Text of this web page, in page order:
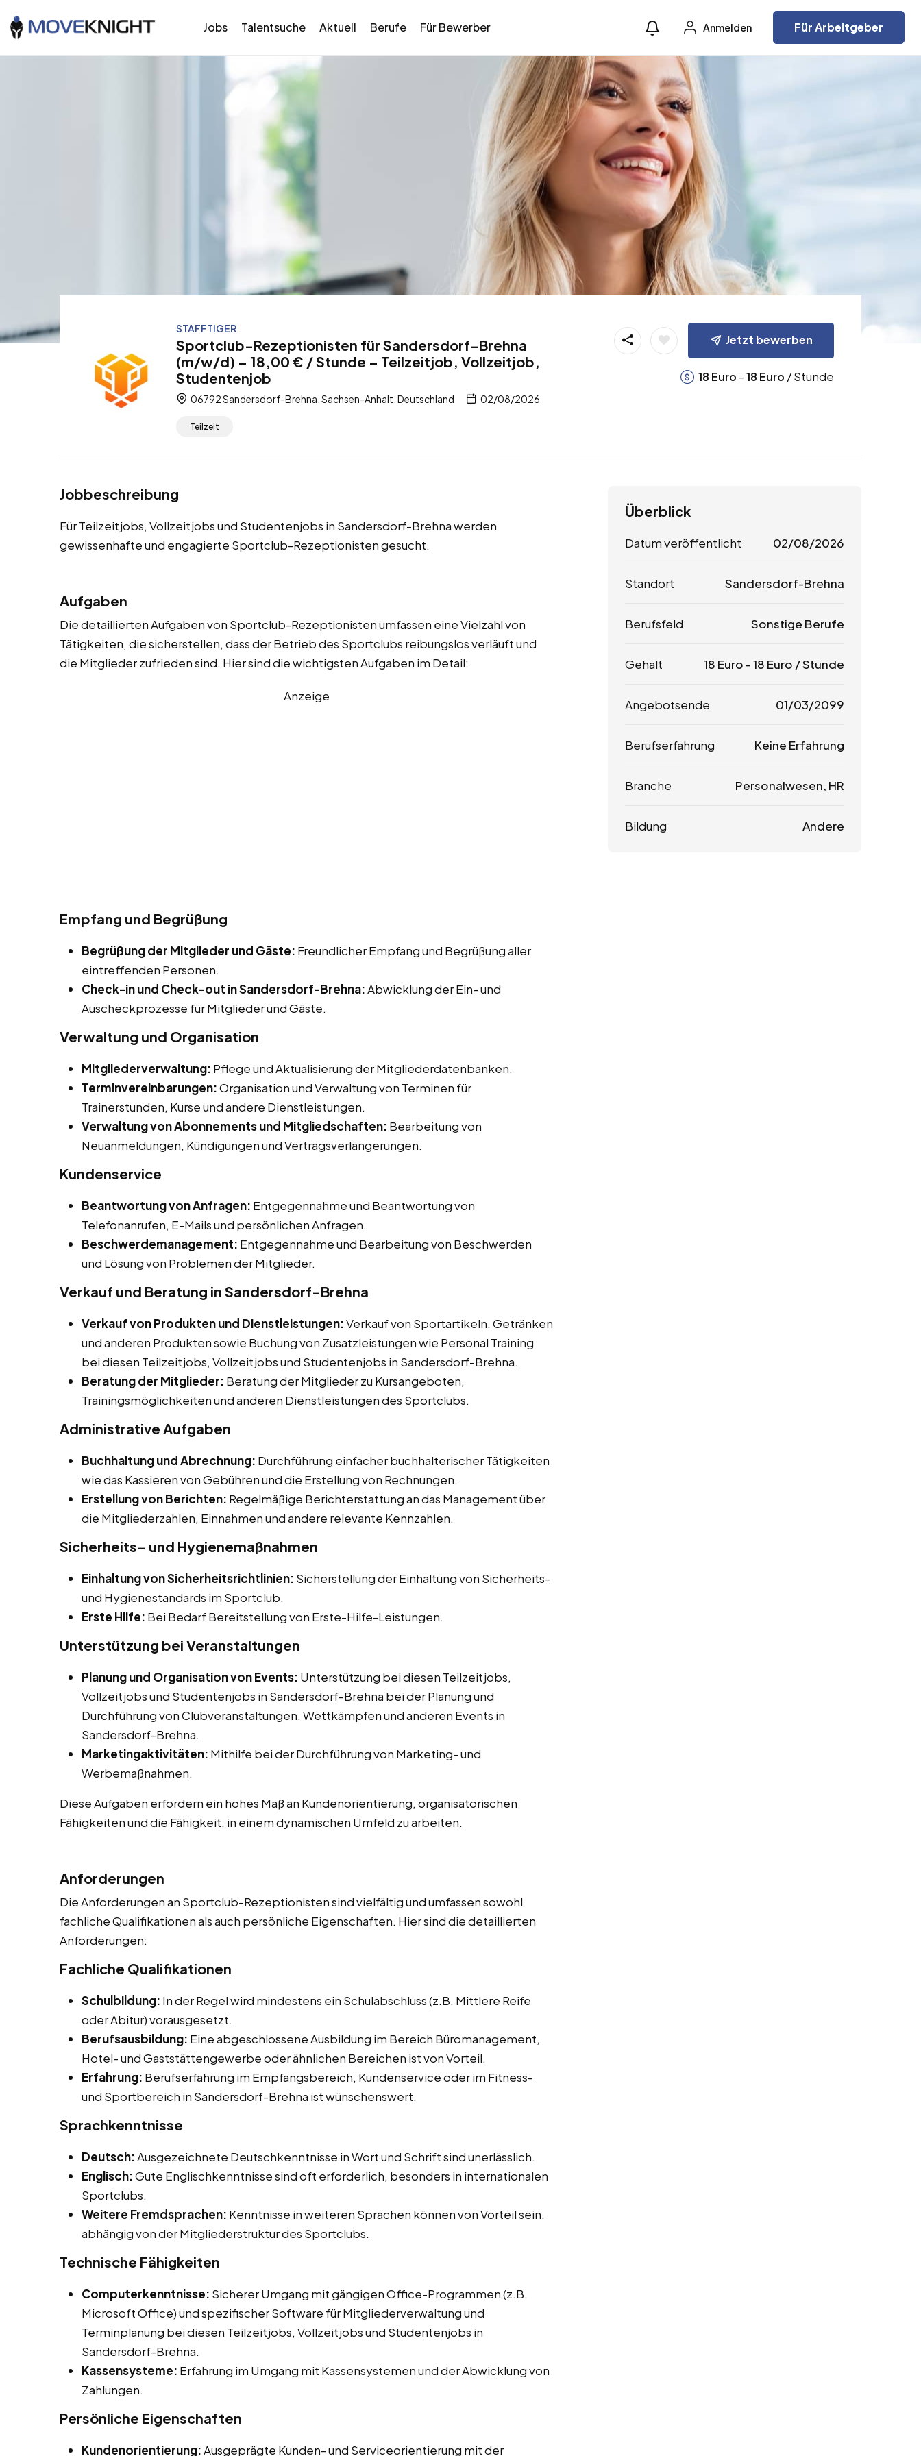
Jobs Talentsuche Aktuell Berufe Für Bewerber Anmelden Für Arbeitgeber
STAFFTIGER
Sportclub-Rezeptionisten für Sandersdorf-Brehna
(m/w/d) – 18,00 € / Stunde – Teilzeitjob, Vollzeitjob,
Studentenjob
06792 Sandersdorf-Brehna, Sachsen-Anhalt, Deutschland 02/08/2026
Teilzeit
Jetzt bewerben
18 Euro -18 Euro / Stunde
Jobbeschreibung
Für Teilzeitjobs, Vollzeitjobs und Studentenjobs in Sandersdorf-Brehna werden
gewissenhafte und engagierte Sportclub-Rezeptionisten gesucht.
Aufgaben
Die detaillierten Aufgaben von Sportclub-Rezeptionisten umfassen eine Vielzahl von
Tätigkeiten, die sicherstellen, dass der Betrieb des Sportclubs reibungslos verläuft und
die Mitglieder zufrieden sind. Hier sind die wichtigsten Aufgaben im Detail:
Anzeige
Empfang und Begrüßung
Begrüßung der Mitglieder und Gäste: Freundlicher Empfang und Begrüßung aller
eintreffenden Personen.
Check-in und Check-out in Sandersdorf-Brehna:Abwicklung der Ein- und
Auscheckprozesse für Mitglieder und Gäste.
Verwaltung und Organisation
Mitgliederverwaltung: Pflege und Aktualisierung der Mitgliederdatenbanken.
Terminvereinbarungen:Organisation und Verwaltung von Terminen für
Trainerstunden, Kurse und andere Dienstleistungen.
Verwaltung von Abonnements und Mitgliedschaften: Bearbeitung von
Neuanmeldungen, Kündigungen und Vertragsverlängerungen.
Kundenservice
Beantwortung von Anfragen: Entgegennahme und Beantwortung von
Telefonanrufen, E-Mails und persönlichen Anfragen.
Beschwerdemanagement: Entgegennahme und Bearbeitung von Beschwerden
und Lösung von Problemen der Mitglieder.
Verkauf und Beratung in Sandersdorf-Brehna
Verkauf von Produkten und Dienstleistungen:Verkauf von Sportartikeln, Getränken
und anderen Produkten sowie Buchung von Zusatzleistungen wie Personal Training
bei diesen Teilzeitjobs, Vollzeitjobs und Studentenjobs in Sandersdorf-Brehna.
Beratung der Mitglieder: Beratung der Mitglieder zu Kursangeboten,
Trainingsmöglichkeiten und anderen Dienstleistungen des Sportclubs.
Administrative Aufgaben
Buchhaltung und Abrechnung: Durchführung einfacher buchhalterischer Tätigkeiten
wie das Kassieren von Gebühren und die Erstellung von Rechnungen.
Erstellung von Berichten: Regelmäßige Berichterstattung an das Management über
die Mitgliederzahlen, Einnahmen und andere relevante Kennzahlen.
Sicherheits- und Hygienemaßnahmen
Einhaltung von Sicherheitsrichtlinien: Sicherstellung der Einhaltung von Sicherheits-
und Hygienestandards im Sportclub.
Erste Hilfe: Bei Bedarf Bereitstellung von Erste-Hilfe-Leistungen.
Unterstützung bei Veranstaltungen
Planung und Organisation von Events: Unterstützung bei diesen Teilzeitjobs,
Vollzeitjobs und Studentenjobs in Sandersdorf-Brehna bei der Planung und
Durchführung von Clubveranstaltungen, Wettkämpfen und anderen Events in
Sandersdorf-Brehna.
Marketingaktivitäten: Mithilfe bei der Durchführung von Marketing- und
Werbemaßnahmen.
Diese Aufgaben erfordern ein hohes Maß an Kundenorientierung, organisatorischen
Fähigkeiten und die Fähigkeit, in einem dynamischen Umfeld zu arbeiten.
Anforderungen
Die Anforderungen an Sportclub-Rezeptionisten sind vielfältig und umfassen sowohl
fachliche Qualifikationen als auch persönliche Eigenschaften. Hier sind die detaillierten
Anforderungen:
Fachliche Qualifikationen
Schulbildung: In der Regel wird mindestens ein Schulabschluss (z.B. Mittlere Reife
oder Abitur) vorausgesetzt.
Berufsausbildung: Eine abgeschlossene Ausbildung im Bereich Büromanagement,
Hotel- und Gaststättengewerbe oder ähnlichen Bereichen ist von Vorteil.
Erfahrung: Berufserfahrung im Empfangsbereich, Kundenservice oder im Fitness-
und Sportbereich in Sandersdorf-Brehna ist wünschenswert.
Sprachkenntnisse
Deutsch:Ausgezeichnete Deutschkenntnisse in Wort und Schrift sind unerlässlich.
Englisch:Gute Englischkenntnisse sind oft erforderlich, besonders in internationalen
Sportclubs.
Weitere Fremdsprachen: Kenntnisse in weiteren Sprachen können von Vorteil sein,
abhängig von der Mitgliederstruktur des Sportclubs.
Technische Fähigkeiten
Computerkenntnisse: Sicherer Umgang mit gängigen Office-Programmen (z.B.
Microsoft Office) und spezifischer Software für Mitgliederverwaltung und
Terminplanung bei diesen Teilzeitjobs, Vollzeitjobs und Studentenjobs in
Sandersdorf-Brehna.
Kassensysteme: Erfahrung im Umgang mit Kassensystemen und der Abwicklung von
Zahlungen.
Persönliche Eigenschaften
Kundenorientierung:Ausgeprägte Kunden- und Serviceorientierung mit der
Überblick
Datum veröffentlicht 02/08/2026
Standort Sandersdorf-Brehna
Berufsfeld Sonstige Berufe
Gehalt 18 Euro -18 Euro / Stunde
Angebotsende 01/03/2099
Berufserfahrung Keine Erfahrung
Branche Personalwesen, HR
Bildung Andere